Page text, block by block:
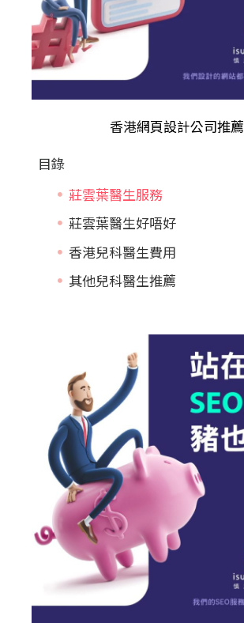
香港網頁設計公司推薦
目錄
莊雲葉醫生服務
莊雲葉醫生好唔好
香港兒科醫生費用
其他兒科醫生推薦